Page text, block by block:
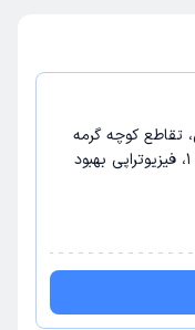
تقاطع کوچه گرمه
ای، ساختمان سهند، پلاک 46، طبقه 1، فیزیوتراپی بهبود